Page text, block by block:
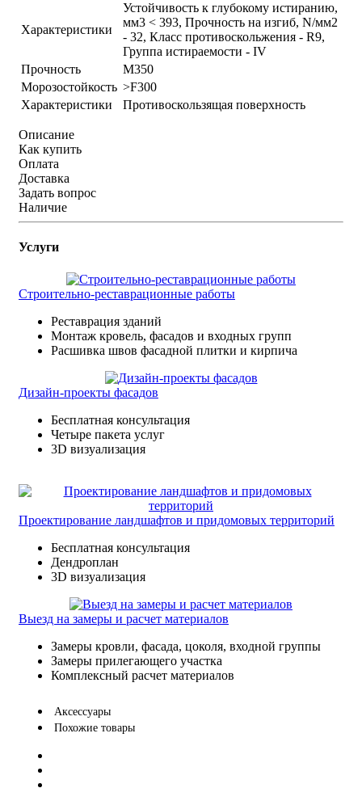
Характеристики
Устойчивость к глубокому истиранию,
мм3 < 393, Прочность на изгиб, N/мм2
- 32, Класс противоскольжения - R9,
Группа истираемости - IV
Прочность
М350
Морозостойкость >F300
Характеристики
Противоскользящая поверхность
Описание
Как купить
Оплата
Доставка
Задать вопрос
Наличие
Услуги
Строительно-реставрационные работы
Реставрация зданий
Монтаж кровель, фасадов и входных групп
Расшивка швов фасадной плитки и кирпича
Дизайн-проекты фасадов
Бесплатная консультация
Четыре пакета услуг
3D визуализация
Проектирование ландшафтов и придомовых территорий
Бесплатная консультация
Дендроплан
3D визуализация
Выезд на замеры и расчет материалов
Замеры кровли, фасада, цоколя, входной группы
Замеры прилегающего участка
Комплексный расчет материалов
Аксессуары
Похожие товары